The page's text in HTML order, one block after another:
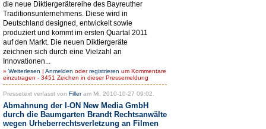
die neue Diktiergerätereihe des Bayreuther
Traditionsunternehmens. Diese wird in
Deutschland designed, entwickelt sowie
produziert und kommt im ersten Quartal 2011
auf den Markt. Die neuen Diktiergeräte
zeichnen sich durch eine Vielzahl an
Innovationen...
» Weiterlesen | Anmelden oderregistrieren um Kommentare
einzutragen - 3451 Zeichen in dieser Pressemeldung
Pressetext verfasst von Filleram Mi, 2010-10-27 09:02.
Abmahnung der I-ON New Media GmbH
durch die Baumgarten Brandt Rechtsanwälte
wegen Urheberrechtsverletzung an Filmen